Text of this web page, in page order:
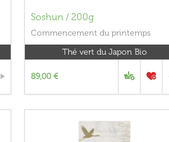
Soshun / 200g
Commencement du printemps
Thé vert du Japon Bio
89,00 €